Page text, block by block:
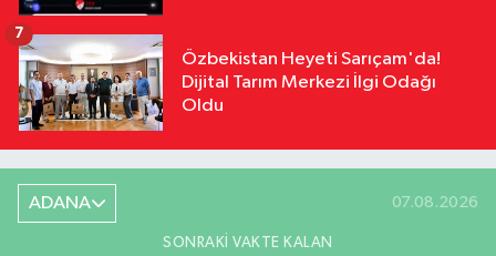
Özbekistan Heyeti Sarıçam'da!
Dijital Tarım Merkezi İlgi Odağı
Oldu
7
ADANA 07.08.2026
SONRAKI VAKTE KALAN